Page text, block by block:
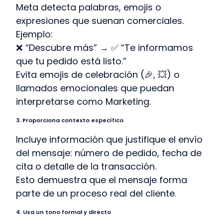
Meta detecta palabras, emojis o
expresiones que suenan comerciales.
Ejemplo:
❌ “Descubre más” → ✅ “Te informamos
que tu pedido está listo.”
Evita emojis de celebración (🎉, 💥) o
llamados emocionales que puedan
interpretarse como Marketing.
3. Proporciona contexto específico
Incluye información que justifique el envío
del mensaje: número de pedido, fecha de
cita o detalle de la transacción.
Esto demuestra que el mensaje forma
parte de un proceso real del cliente.
4. Usa un tono formal y directo